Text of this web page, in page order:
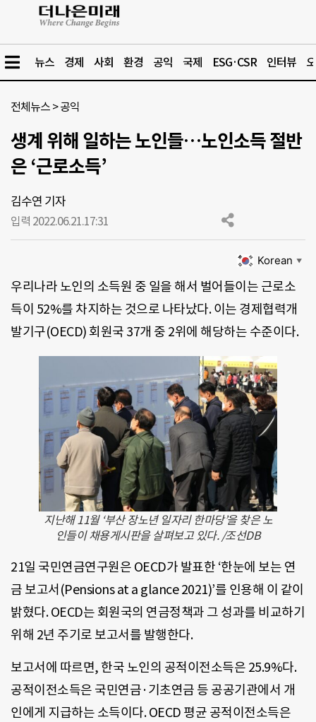
뉴스 경제 사회 환경 공익 국제 ESG·CSR 인터뷰
전체뉴스 >공익
생계 위해 일하는 노인들…노인소득 절반
은 ‘근로소득’
김수연 기자
입력 2022.06.21.17:31
Korean ▼
우리나라 노인의 소득원 중 일을 해서 벌어들이는 근로소
득이 52%를 차지하는 것으로 나타났다. 이는 경제협력개
발기구(OECD) 회원국 37개 중 2위에 해당하는 수준이다.
지난해 11월 ‘부산 장노년 일자리 한마당’을 찾은 노
인들이 채용게시판을 살펴보고 있다. /조선DB
21일 국민연금연구원은 OECD가 발표한 ‘한눈에 보는 연
금 보고서(Pensions at a glance 2021)’를 인용해 이 같이
밝혔다. OECD는 회원국의 연금정책과 그 성과를 비교하기
위해 2년 주기로 보고서를 발행한다.
보고서에 따르면, 한국 노인의 공적이전소득은 25.9%다.
공적이전소득은 국민연금·기초연금 등 공공기관에서 개
인에게 지급하는 소득이다. OECD 평균 공적이전소득은